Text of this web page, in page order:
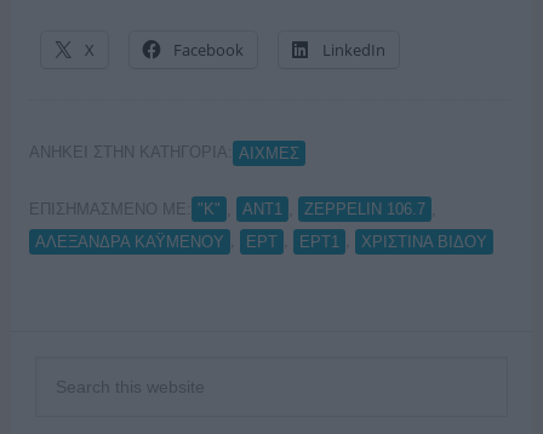
X Facebook LinkedIn
ΑΝΗΚΕΙ ΣΤΗΝ ΚΑΤΗΓΟΡΙΑ: ΑΙΧΜΕΣ
ΕΠΙΣΗΜΑΣΜΕΝΟ ΜΕ: "Κ" ANT1 ZEPPELIN 106.7
ΑΛΕΞΑΝΔΡΑ ΚΑΫΜΕΝΟΥ
ΕΡΤ ΕΡΤ1 ΧΡΙΣΤΙΝΑ ΒΙΔΟΥ